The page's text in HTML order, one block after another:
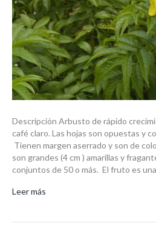
Descripción Arbusto de rápido
café claro. Las hojas son opuestas y
Tienen margen aserrado y son de
son grandes (4 cm ) amarillas y
conjuntos de 50 o más. El fruto es
Leer más